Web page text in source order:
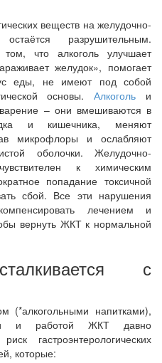
веществ на желудочно-
разрушительным.
что алкоголь улучшает
желудок», помогает
еды, не имеют под собой
основы.Алкоголь и
– они вмешиваются в
и кишечника, меняют
микрофлоры и ослабляют
оболочки. Желудочно-
к химическим
попадание токсичной
сбой. Все эти нарушения
лечением и
вернуть ЖКТ к нормальной
с
(*алкогольными напитками),
и работой ЖКТ давно
гастроэнтерологических
которые: